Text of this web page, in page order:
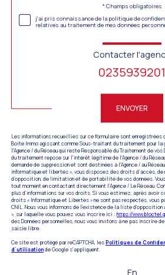
* Champs obligatoires
j'ai pris connaissance de la politique de
relatives au traitement de mes données
Contacter
0235939201
ENVOYER
Les informations recueillies sur ce formulaire sont enregistrées
Boite Immo agissant comme Sous-traitant du traitement pour
l'Agence / du Réseau qui reste Responsable du Traitement de
du traitement repose sur l'intérêt légitime de l'Agence / du
demande de suppression et sont destinées à l'Agence / au
informatique et libertés », vous disposez des droits d’accès, de
d’opposition, de limitation et de portabilité de vos données.
tout moment en contactant directement l’Agence / Le Réseau.
plus d’informations sur vos droits. Si vous estimez, après avoir
droits « Informatique et Libertés » ne sont pas respectés, vous
CNIL. Nous vous informons de l’existence de la liste
», sur laquelle vous pouvez vous inscrire ici : https://
des Données personnelles, nous vous invitons à ne pas inscrire
saisie libre.
Ce site est protégé par reCAPTCHA, lesPolitiques de
d'utilisationde Google s'appliquent.
En